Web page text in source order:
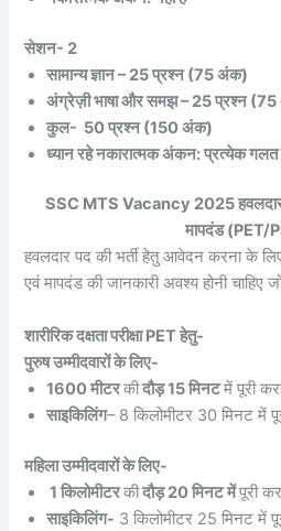
सेशन- 2
सामान्य ज्ञान – 25 प्रश्न (75 अंक)
अंग्रेज़ी भाषा और समझ – 25 प्रश्न
कुल- 50 प्रश्न (150 अंक)
ध्यान रहे नकारात्मक अंकन: प्रत्येक
SSC MTS Vacancy 2025 हवलदार
मापदंड (PET/
हवलदार पद की भर्ती हेतु आवेदन करना के
एवं मापदंड की जानकारी अवश्य होनी चाहिए
शारीरिक दक्षता परीक्षा PET हेतु-
पुरुष उम्मीदवारों के लिए-
1600 मीटरकीदौड़ 15 मिनटमें पूरी
साइकिलिंग– 8 किलोमीटर 30 मिनट में
महिला उम्मीदवारों के लिए-
1 किलोमीटरकीदौड़ 20 मिनट मेंपूरी
साइकिलिंग- 3 किलोमीटर 25 मिनट में